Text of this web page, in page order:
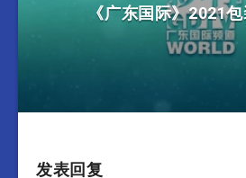
《广东国际》2021
发表回复